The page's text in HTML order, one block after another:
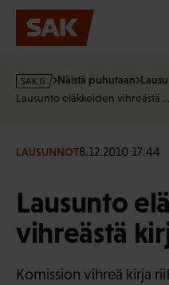
Hyppää
sisältöön
s
a
f
Näistä puhutaan
Lausunto eläkkeiden vihreästä …
LAUSUNNOT8.12.2010 17:44
Lausunto
vihreästä
Komission vihreä kirja